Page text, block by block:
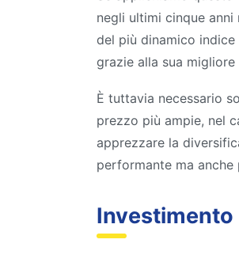
negli ultimi cinque anni
del più dinamico
grazie alla sua
È tuttavia necessario
prezzo più ampie, nel
apprezzare la
performante ma anche
Investimento